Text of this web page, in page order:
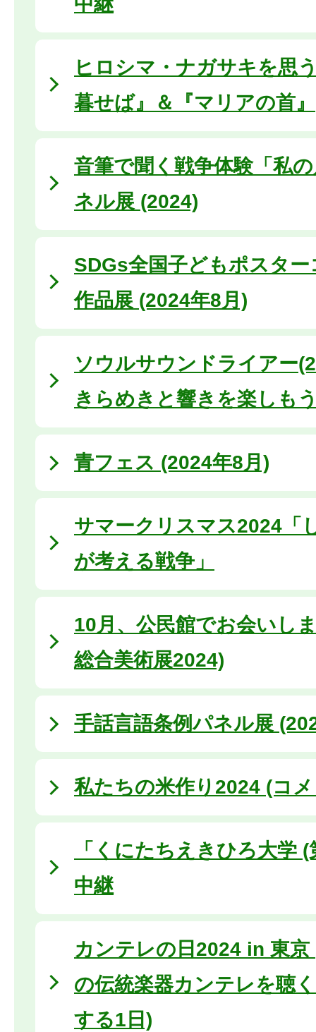
ヒロシマ・ナガサキを思
暮せば』＆『マリアの首』
音筆で聞く戦争体験「私
ネル展 (2024)
SDGs全国子どもポスタ
作品展 (2024年8月)
ソウルサウンドライアー
きらめきと響きを楽しも
青フェス (2024年8月)
サマークリスマス2024「
が考える戦争」
10月、公民館でお会いし
総合美術展2024)
手話言語条例パネル展
私たちの米作り2024 (コ
「くにたちえきひろ大学
中継
カンテレの日2024 in 東
の伝統楽器カンテレを聴
する1日)